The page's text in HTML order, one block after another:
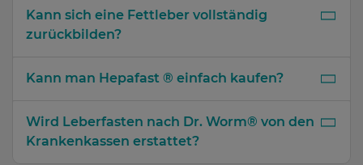
Kann sich eine Fettleber vollständig
zurückbilden?
Kann man Hepafast ® einfach kaufen?
Wird Leberfasten nach Dr. Worm® von den
Krankenkassen erstattet?